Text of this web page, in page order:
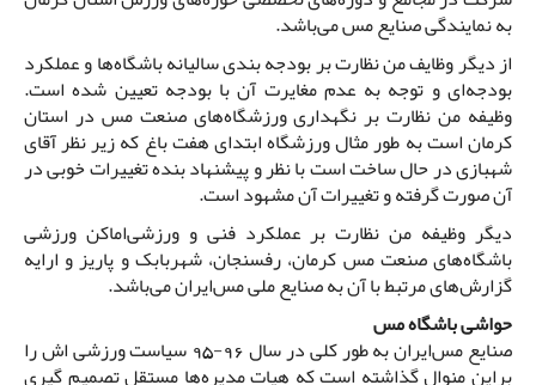
به نمایندگی صنایع مس می‌باشد.
از دیگر وظایف من نظارت بر بودجه بندی سالیانه باشگاه‌ها و عملکرد
بودجه‌ای و توجه به عدم مغایرت آن با بودجه تعیین شده است.
وظیفه من نظارت بر نگهداری ورزشگاه‌های صنعت مس در استان
کرمان است به طور مثال ورزشگاه ابتدای هفت باغ که زیر نظر آقای
شهبازی در حال ساخت است با نظر و پیشنهاد بنده تغییرات خوبی در
آن صورت گرفته و تغییرات آن مشهود است.
دیگر وظیفه من نظارت بر عملکرد فنی و ورزشی‌اماکن ورزشی
باشگاه‌های صنعت مس کرمان، رفسنجان، شهربابک و پاریز و ارایه
گزارش‌های مرتبط با آن به صنایع ملی مس‌ایران می‌باشد.
حواشی باشگاه مس
صنایع مس‌ایران به طور کلی در سال 96-95 سیاست ورزشی اش را
بر‌این منوال گذاشته است که هیات مدیره‌ها مستقل تصمیم گیری